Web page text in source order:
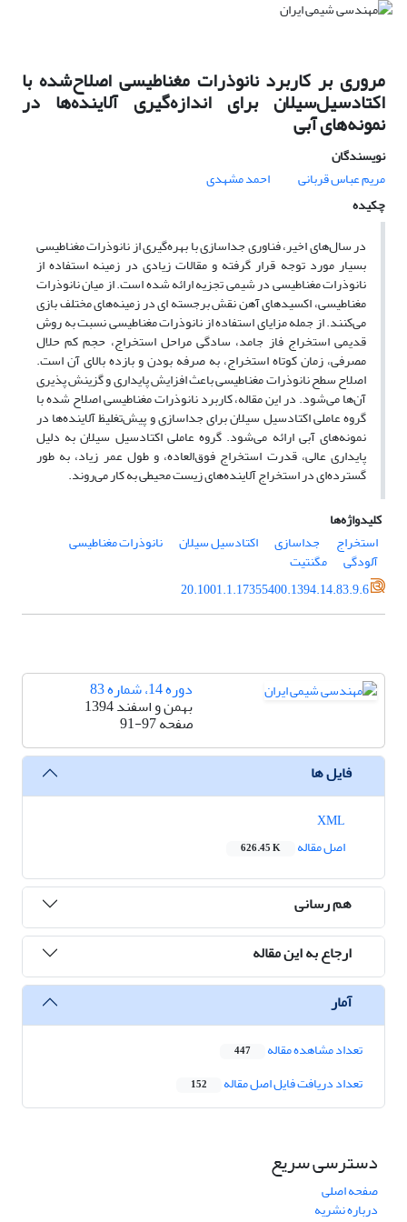
مروری بر کاربرد نانوذرات مغناطیسی اصلاح‌شده با
اکتادسیل‌سیلان برای اندازه‌گیری آلاینده‌ها در
نمونه‌های آبی
نویسندگان
مریم عباس قربانی
احمد مشهدی
چکیده
در سال‌های اخیر، فناوری جداسازی با بهره‌گیری از نانوذرات مغناطیسی
بسیار مورد توجه قرار گرفته و مقالات زیادی در زمینه استفاده از
نانوذرات مغناطیسی در شیمی تجزیه ارائه شده است. از میان نانوذرات
مغناطیسی، اکسیدهای آهن نقش برجسته ای در زمینه‌های مختلف بازی
می‌کنند. از جمله مزایای استفاده از نانوذرات مغناطیسی نسبت به روش
قدیمی استخراج فاز جامد، سادگی مراحل استخراج، حجم کم حلال
مصرفی، زمان کوتاه استخراج، به صرفه بودن و بازده بالای آن است.
اصلاح سطح نانوذرات مغناطیسی باعث افزایش پایداری و گزینش پذیری
آن‌ها می‌شود. در این مقاله، کاربرد نانوذرات مغناطیسی اصلاح شده با
گروه عاملی اکتادسیل سیلان برای جداسازی و پیش‌تغلیظ آلاینده‌ها در
نمونه‌های آبی ارائه می‌شود. گروه عاملی اکتا‌دسیل سیلان به دلیل
پایداری عالی، قدرت استخراج فوق‌العاده، و طول عمر زیاد، به طور
گسترده‌ای در استخراج آلاینده‌های زیست محیطی به کار می‌روند.
کلیدواژه‌ها
استخراج
جداسازی اکتادسیل سیلان نانوذرات مغناطیسی
آلودگی
مگنتیت
20.1001.1.17355400.1394.14.83.9.6
دوره 14، شماره 83
بهمن و اسفند 1394
صفحه91-97
فایل ها
اصل مقاله
626.45 K
هم رسانی
ارجاع به این مقاله
آمار
تعداد مشاهده مقاله 447
تعداد دریافت فایل اصل مقاله 152
دسترسی سریع
صفحه اصلی
درباره نشریه